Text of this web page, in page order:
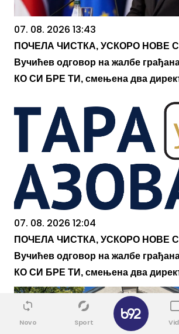
07. 08. 2026 13:43
ПОЧЕЛА ЧИСТКА, УСКОРО НОВЕ
Вучићев одговор на жалбе
КО СИ БРЕ ТИ, смењена два
07. 08. 2026 12:04
ПОЧЕЛА ЧИСТКА, УСКОРО НОВЕ
Вучићев одговор на жалбе
КО СИ БРЕ ТИ, смењена два
Novo Sport
✕